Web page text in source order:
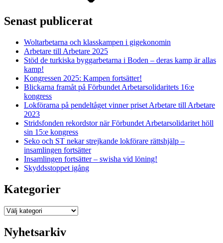
Senast publicerat
Woltarbetarna och klasskampen i gigekonomin
Arbetare till Arbetare 2025
Stöd de turkiska byggarbetarna i Boden – deras kamp är allas
kamp!
Kongressen 2025: Kampen fortsätter!
Blickarna framåt på Förbundet Arbetarsolidaritets 16:e
kongress
Lokförarna på pendeltåget vinner priset Arbetare till Arbetare
2023
Stridsfonden rekordstor när Förbundet Arbetarsolidaritet höll
sin 15:e kongress
Seko och ST nekar strejkande lokförare rättshjälp –
insamlingen fortsätter
Insamlingen fortsätter – swisha vid löning!
Skyddsstoppet igång
Kategorier
Kategorier
Nyhetsarkiv